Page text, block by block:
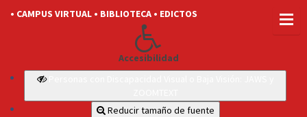
• CAMPUS VIRTUAL • BIBLIOTECA • EDICTOS
Accesibilidad
Reducir tamaño de fuente